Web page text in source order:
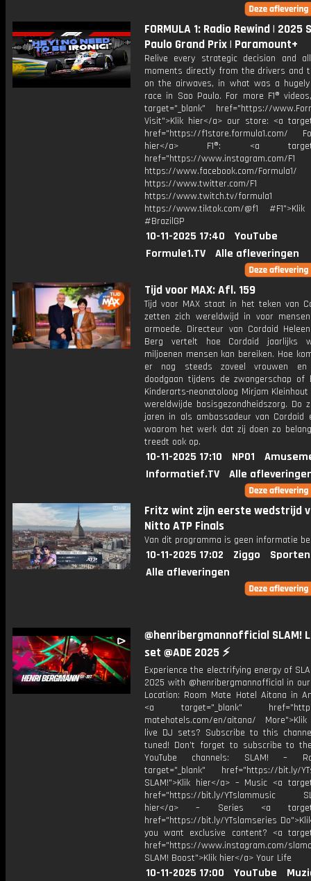
FORMULA 1: Radio Rewind | 2025
Paulo Grand Prix | Paramount+
Relive every strategic decision and
moments directly from the drivers and
on the airwaves, in what was a
race in Sao Paulo. For more F1®
target="_blank" href="https://
Visit">Klik hier</a> our store: <a
href="https://f1store.formula1.com/
hier</a> F1®: <a
href="https://www.instagram.com/F1
https://www.facebook.com/Formula1/
https://www.twitter.com/F1
https://www.twitch.tv/formula1
https://www.tiktok.com/@f1
#BrazilGP
10-11-2025 17:40
YouTube
Formule1.TV
Alle afleveringen
Tijd voor MAX: Afl. 159
Tijd voor MAX staat in het teken van
zetten zich wereldwijd in voor
armoede. Directeur van Cordaid
Berg vertelt hoe Cordaid jaarlijks
miljoenen mensen kan bereiken. Hoe
er nog steeds zoveel vrouwen en
doodgaan tijdens de zwangerschap of
Kinderarts-neonatoloog Mirjam
wereldwijde basisgezondheidszorg. Do
jaren in als ambassadeur van Cordaid
waarom het werk dat zij doen zo
treedt ook op.
10-11-2025 17:10 NPO1
Informatief.TV
Alle
Fritz wint zijn eerste wedstrijd
Nitto ATP Finals
Van dit programma is geen informatie
10-11-2025 17:02 Ziggo
Alle afleveringen
@henribergmannofficial SLAM!
set @ADE 2025 ⚡
Experience the electrifying energy of
2025 with @henribergmannofficial in
Location: Room Mate Hotel Aitana in
<a target="_blank"
matehotels.com/en/aitana/
live DJ sets? Subscribe to this
tuned! Don’t forget to subscribe to
YouTube channels: SLAM! –
target="_blank" href="https://bit.ly/
SLAM!">Klik hier</a> – Music <a
href="https://bit.ly/YTslammusic
hier</a> – Series <a
href="https://bit.ly/YTslamseries
you want exclusive content? <a
href="https://www.instagram.com/
SLAM! Boost">Klik hier</a> Your Life
10-11-2025 17:00 YouTube